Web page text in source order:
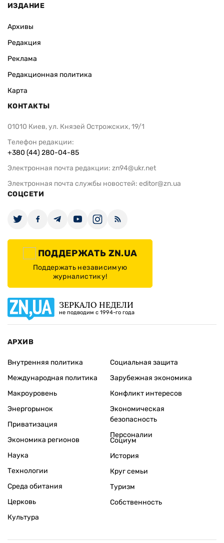
ИЗДАНИЕ
Архивы
Редакция
Реклама
Редакционная политика
Карта
КОНТАКТЫ
01010 Киев, ул. Князей Острожских, 19/1
Телефон редакции:
+380 (44) 280-04-85
Электронная почта редакции: zn94@ukr.net
Электронная почта службы новостей: editor@zn.ua
СОЦСЕТИ
ПОДДЕРЖАТЬ ZN.UA
Поддержать независимую
журналистику!
ЗЕРКАЛО НЕДЕЛИ
не подводим с 1994-го года
АРХИВ
Внутренняя политика
Международная политика
Макроуровень
Энергорынок
Приватизация
Экономика регионов
Социальная защита
Зарубежная экономика
Конфликт интересов
Экономическая
безопасность
Персоналии
Наука
Технологии
Среда обитания
Церковь
Культура
Социум
История
Круг семьи
Туризм
Собственность